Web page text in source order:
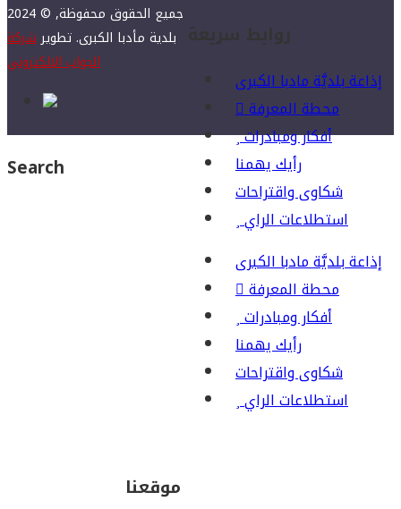
روابط سريعة
إذاعة بلديَّة مادبا الكبرى
محطة المعرفة
أفكار ومبادرات
رأيك يهمنا
شكاوى واقتراحات
استطلاعات الراي
إذاعة بلديَّة مادبا الكبرى
محطة المعرفة
أفكار ومبادرات
رأيك يهمنا
شكاوى واقتراحات
استطلاعات الراي
موقعنا
2024 © جميع الحقوق محفوظة,
بلدية مأدبا الكبرى. تطويرشركة
الجواب الالكتروني
Search